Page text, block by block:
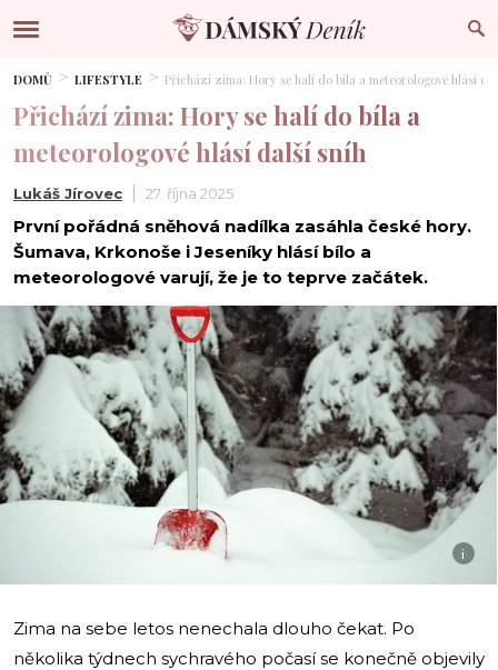
DOMŮ LIFESTYLE Přichází zima: Hory se halí do bíla a meteorologové hlásí
Přichází zima: Hory se halí do bíla a
meteorologové hlásí další sníh
Lukáš Jírovec 27. října 2025
První pořádná sněhová nadílka zasáhla české hory.
Šumava, Krkonoše i Jeseníky hlásí bílo a
meteorologové varují, že je to teprve začátek.
i
Zima na sebe letos nenechala dlouho čekat. Po
několika týdnech sychravého počasí se konečně objevily